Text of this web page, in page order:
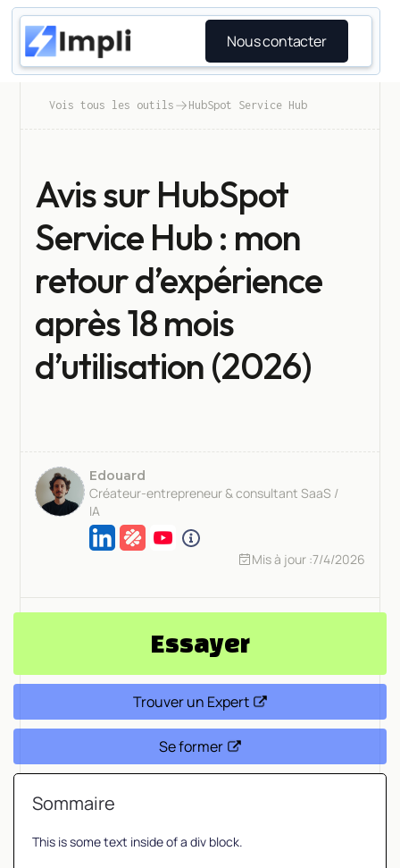
Nous contacter
Vois tous les outils HubSpot Service Hub
Avis sur HubSpot
Service Hub : mon
retour d’expérience
après 18 mois
d’utilisation (2026)
Edouard
Créateur-entrepreneur & consultant SaaS /
IA
Mis à jour :7/4/2026
Essayer
Trouver un Expert
Se former
Sommaire
This is some text inside of a div block.